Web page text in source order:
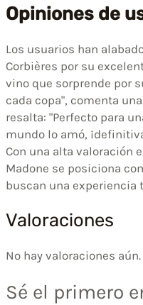
Opiniones de
Los usuarios han
Corbières por su
vino que sorprende por
cada copa", comenta
resalta: "Perfecto para
mundo lo amó,
Con una alta valoración
Madone se posiciona
buscan una experiencia
Valoraciones
No hay valoraciones aún.
Sé el primero